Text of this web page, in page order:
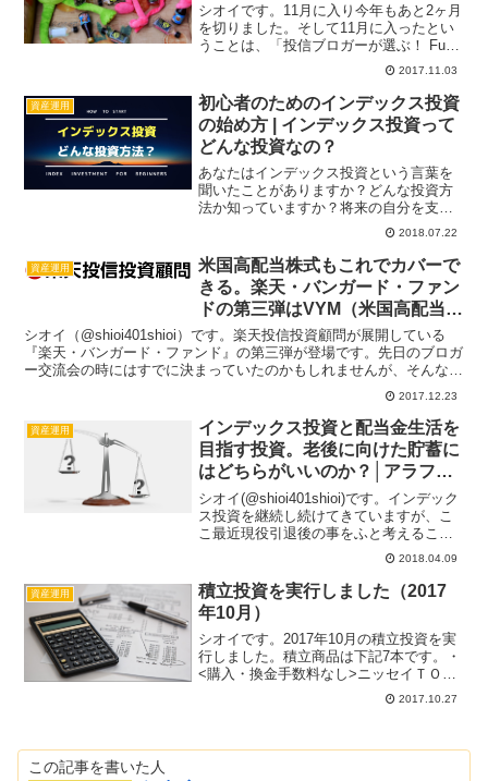
シオイです。11月に入り今年もあと2ヶ月
を切りました。そして11月に入ったとい
うことは、「投信ブロガーが選ぶ！ Fund
of the Year 2017」の投票が開始されまし
た。「投信ブロガーが選ぶ！ Fund of the
Year 2...
2017.11.03
資産運用
初心者のためのインデックス投資
の始め方 | インデックス投資って
どんな投資なの？
あなたはインデックス投資という言葉を
聞いたことがありますか？どんな投資方
法か知っていますか？将来の自分を支え
るために今の自分が出来ることは、将来
に向けて資産運用を行い必要なお金を準
備することです。でもどんな資産運用っ
て難しいのではないか、忙...
2018.07.22
資産運用
米国高配当株式もこれでカバーで
きる。楽天・バンガード・ファン
ドの第三弾はVYM（米国高配当株
式）！！
シオイ（@shioi401shioi）です。楽天投信投資顧問が展開している
『楽天・バンガード・ファンド』の第三弾が登場です。先日のブロガ
ー交流会の時にはすでに決まっていたのかもしれませんが、そんな気
2017.12.23
資産運用
インデックス投資と配当金生活を
目指す投資。老後に向けた貯蓄に
はどちらがいいのか？│アラフォ
ー既婚（子供有）の場合
シオイ(@shioi401shioi)です。インデック
ス投資を継続し続けてきていますが、こ
こ最近現役引退後の事をふと考えること
が少し多くなりました。インデックス投
資で資産を積み上げて、それを取り崩し
て老後の生活を豊かなものにすることが
自分の...
2018.04.09
資産運用
積立投資を実行しました（2017
年10月）
シオイです。2017年10月の積立投資を実
行しました。積立商品は下記7本です。・
<購入・換金手数料なし>ニッセイＴＯＰ
ＩＸインデックスファンド（信託報酬：
0.18% 実質コスト：0.19%）・<購入・
2017.10.27
この記事を書いた人